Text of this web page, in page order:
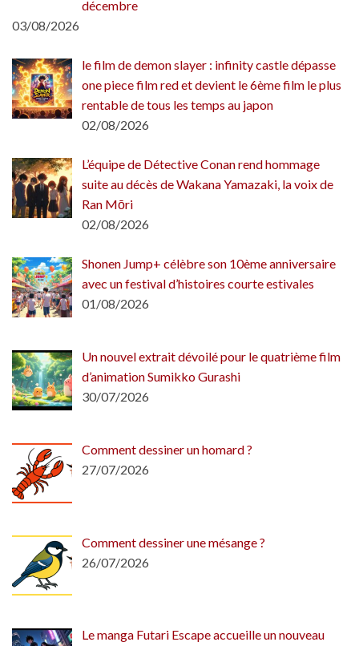
décembre
03/08/2026
le film de demon slayer : infinity castle dépasse
one piece film red et devient le 6ème film le plus
rentable de tous les temps au japon
02/08/2026
L’équipe de Détective Conan rend hommage
suite au décès de Wakana Yamazaki, la voix de
Ran Mōri
02/08/2026
Shonen Jump+ célèbre son 10ème anniversaire
avec un festival d’histoires courte estivales
01/08/2026
Un nouvel extrait dévoilé pour le quatrième film
d’animation Sumikko Gurashi
30/07/2026
Comment dessiner un homard ?
27/07/2026
Comment dessiner une mésange ?
26/07/2026
Le manga Futari Escape accueille un nouveau